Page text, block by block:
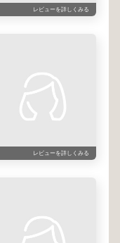
レビューを詳しくみる
レビューを詳しくみる